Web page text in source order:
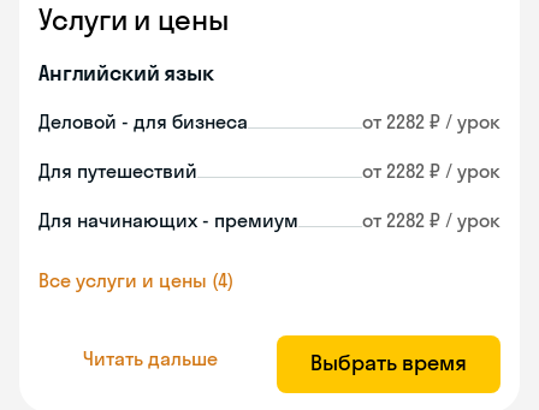
Услуги и цены
Английский язык
Деловой - для бизнеса от 2282 ₽ / урок
Для путешествий от 2282 ₽ / урок
Для начинающих - премиум от 2282 ₽ / урок
Все услуги и цены (4)
Читать дальше Выбрать время